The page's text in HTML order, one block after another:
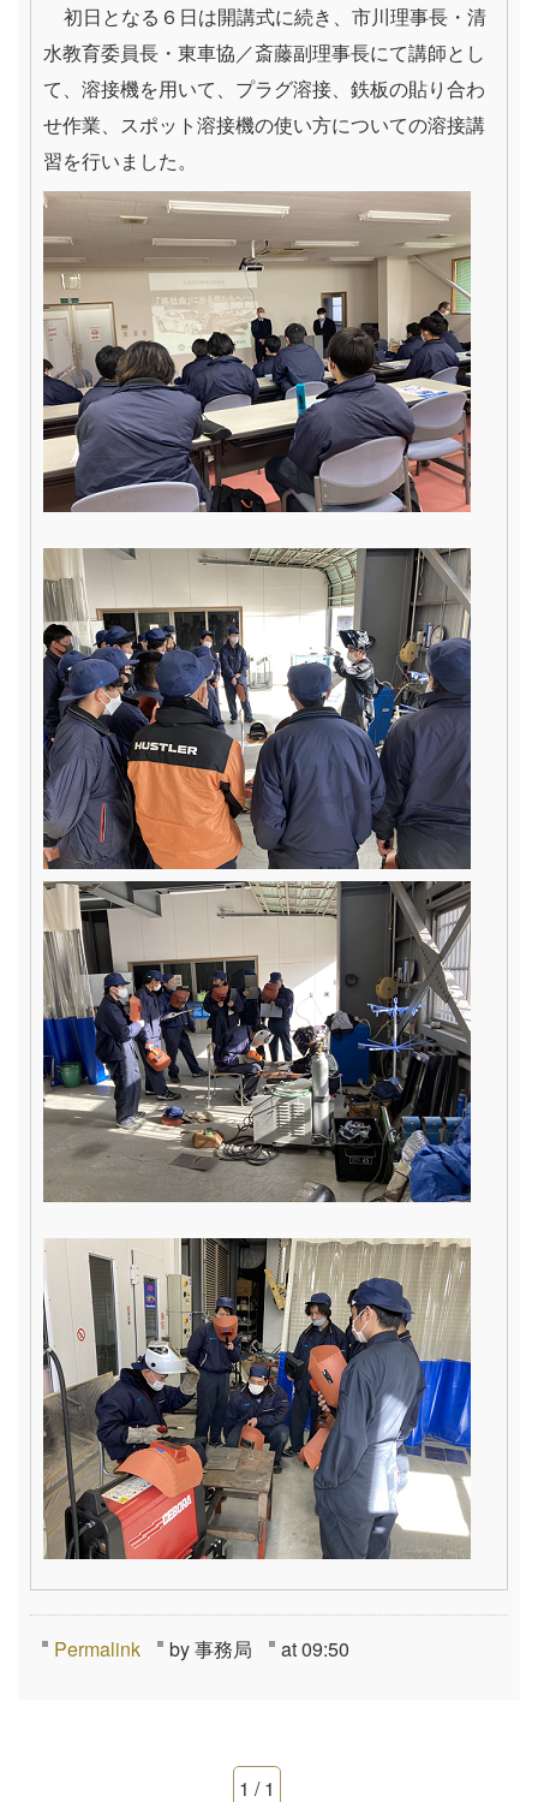
初日となる６日は開講式に続き、市川理事長・清
水教育委員長・東車協／斎藤副理事長にて講師とし
て、 溶接機を用いて、 プラグ溶接、 鉄板の貼り合わ
せ作業、スポット溶接機の使い方についての溶接講
習を行いました。
Permalink by 事務局 at 09:50
1 / 1